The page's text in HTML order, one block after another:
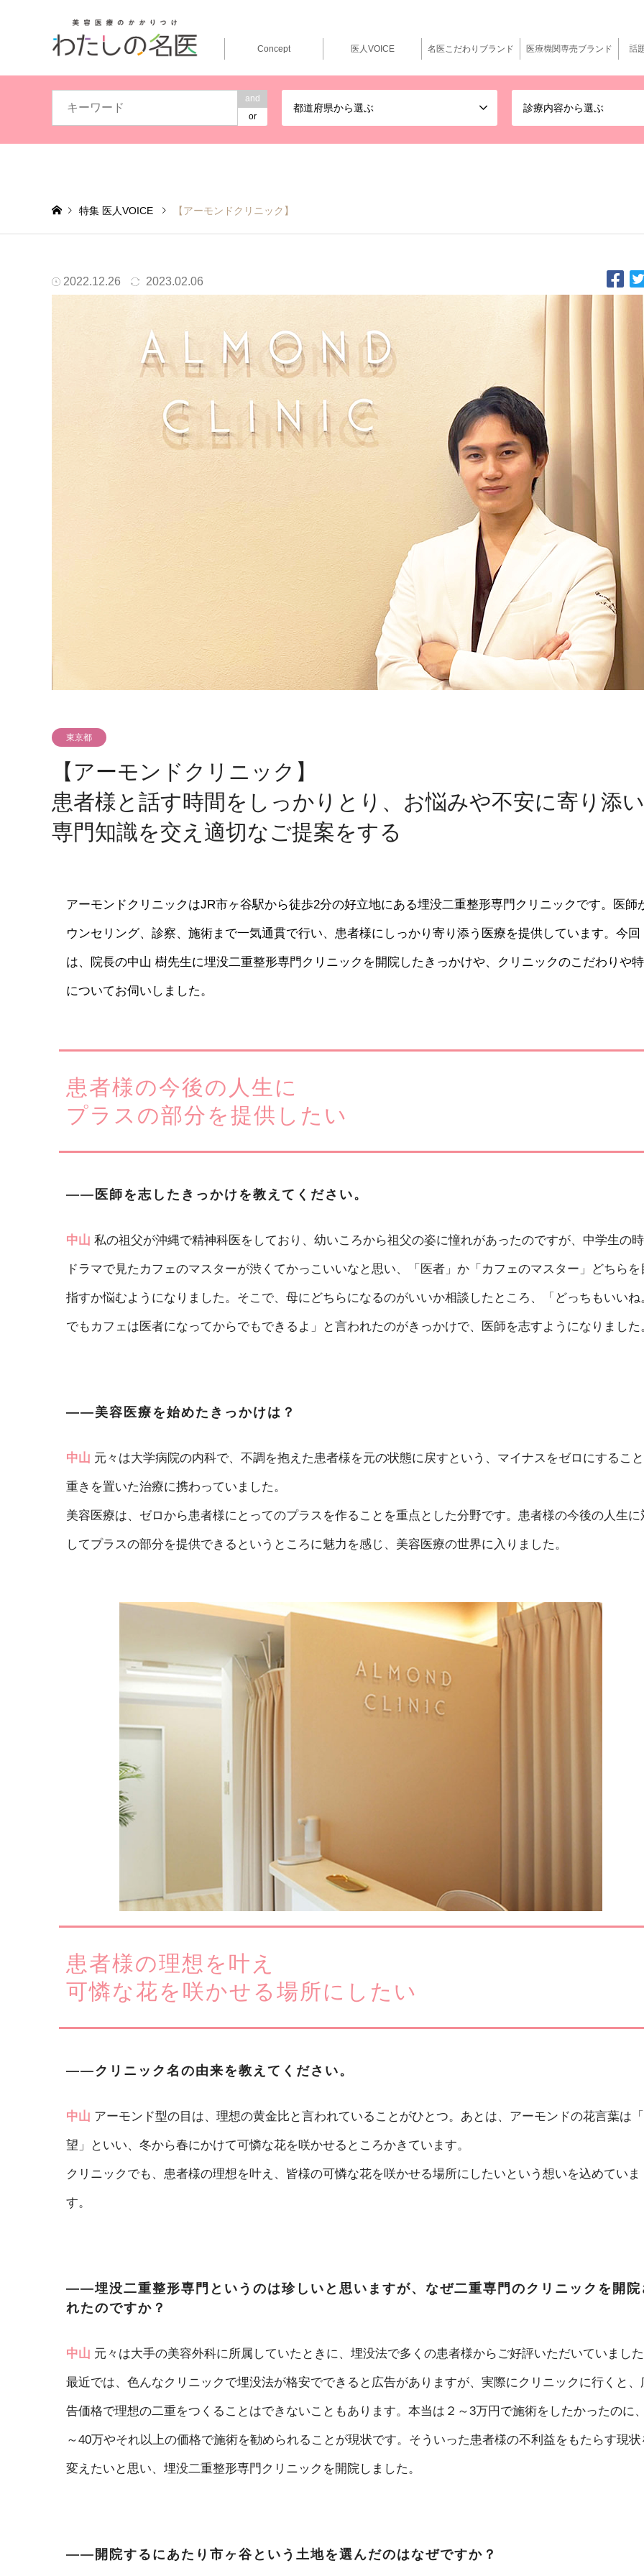
and
or
都道府県から選ぶ 診療内容から選ぶ
Concept 医人VOICE 名医こだわりブランド 医療機関専売ブランド 話
特集 医人VOICE 【アーモンドクリニック】
2022.12.26 2023.02.06
東京都
【アーモンドクリニック】
患者様と話す時間をしっかりとり、お悩みや不安に寄り添い
専門知識を交え適切なご提案をする
アーモンドクリニックはJR市ヶ谷駅から徒歩2分の好立地にある埋没二重整形専門クリニックです。医師
ウンセリング、診察、施術まで一気通貫で行い、患者様にしっかり寄り添う医療を提供しています。今回
は、院長の中山 樹先生に埋没二重整形専門クリニックを開院したきっかけや、クリニックのこだわりや
についてお伺いしました。
患者様の今後の人生に
プラスの部分を提供したい
――医師を志したきっかけを教えてください。
中山 私の祖父が沖縄で精神科医をしており、幼いころから祖父の姿に憧れがあったのですが、中学生の
ドラマで見たカフェのマスターが渋くてかっこいいなと思い、「医者」か「カフェのマスター」どちらを
指すか悩むようになりました。そこで、母にどちらになるのがいいか相談したところ、「どっちもいいね
でもカフェは医者になってからでもできるよ」と言われたのがきっかけで、医師を志すようになりました
――美容医療を始めたきっかけは？
中山 元々は大学病院の内科で、不調を抱えた患者様を元の状態に戻すという、マイナスをゼロにするこ
重きを置いた治療に携わっていました。
美容医療は、ゼロから患者様にとってのプラスを作ることを重点とした分野です。患者様の今後の人生に
してプラスの部分を提供できるというところに魅力を感じ、美容医療の世界に入りました。
患者様の理想を叶え
可憐な花を咲かせる場所にしたい
――クリニック名の由来を教えてください。
中山 アーモンド型の目は、理想の黄金比と言われていることがひとつ。あとは、アーモンドの花言葉は
望」といい、冬から春にかけて可憐な花を咲かせるところかきています。
クリニックでも、患者様の理想を叶え、皆様の可憐な花を咲かせる場所にしたいという想いを込めていま
す。
――埋没二重整形専門というのは珍しいと思いますが、なぜ二重専門のクリニックを開院
れたのですか？
中山 元々は大手の美容外科に所属していたときに、埋没法で多くの患者様からご好評いただいていました
最近では、色んなクリニックで埋没法が格安でできると広告がありますが、実際にクリニックに行くと、
告価格で理想の二重をつくることはできないこともあります。本当は２～3万円で施術をしたかったのに
～40万やそれ以上の価格で施術を勧められることが現状です。そういった患者様の不利益をもたらす現状
変えたいと思い、埋没二重整形専門クリニックを開院しました。
――開院するにあたり市ヶ谷という土地を選んだのはなぜですか？